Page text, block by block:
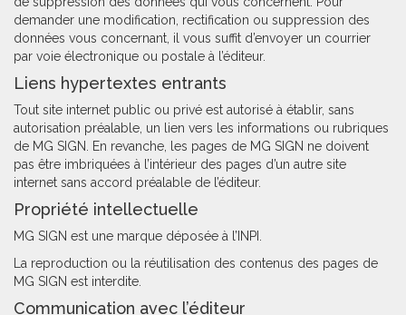
demander une modification, rectification ou suppression des
données vous concernant, il vous suffit d’envoyer un courrier
par voie électronique ou postale à l’éditeur.
Liens hypertextes entrants
Tout site internet public ou privé est autorisé à établir, sans
autorisation préalable, un lien vers les informations ou rubriques
de MG SIGN. En revanche, les pages de MG SIGN ne doivent
pas être imbriquées à l’intérieur des pages d’un autre site
internet sans accord préalable de l’éditeur.
Propriété intellectuelle
MG SIGN est une marque déposée à l’INPI.
La reproduction ou la réutilisation des contenus des pages de
MG SIGN est interdite.
Communication avec l’éditeur